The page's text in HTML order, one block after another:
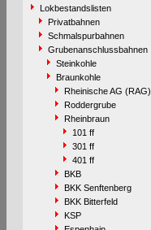
Lokbestandslisten
Privatbahnen
Schmalspurbahnen
Grubenanschlussbahnen
Steinkohle
Braunkohle
Rheinische AG (RAG)
Roddergrube
Rheinbraun
101 ff
301 ff
401 ff
BKB
BKK Senftenberg
BKK Bitterfeld
KSP